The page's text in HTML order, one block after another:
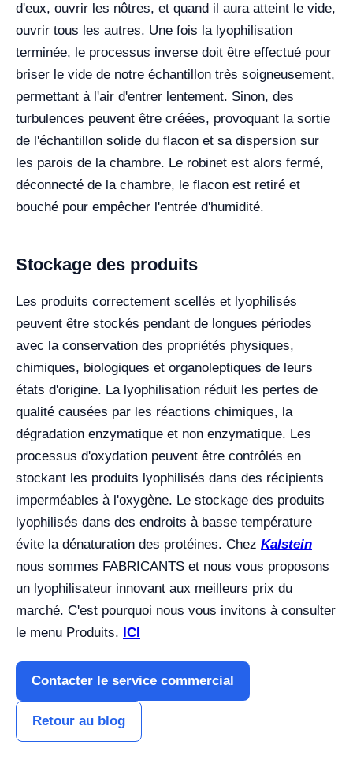
d'eux, ouvrir les nôtres, et quand il aura atteint le vide,
ouvrir tous les autres. Une fois la lyophilisation
terminée, le processus inverse doit être effectué pour
briser le vide de notre échantillon très soigneusement,
permettant à l'air d'entrer lentement. Sinon, des
turbulences peuvent être créées, provoquant la sortie
de l'échantillon solide du flacon et sa dispersion sur
les parois de la chambre. Le robinet est alors fermé,
déconnecté de la chambre, le flacon est retiré et
bouché pour empêcher l'entrée d'humidité.
Stockage des produits
Les produits correctement scellés et lyophilisés
peuvent être stockés pendant de longues périodes
avec la conservation des propriétés physiques,
chimiques, biologiques et organoleptiques de leurs
états d'origine. La lyophilisation réduit les pertes de
qualité causées par les réactions chimiques, la
dégradation enzymatique et non enzymatique. Les
processus d'oxydation peuvent être contrôlés en
stockant les produits lyophilisés dans des récipients
imperméables à l'oxygène. Le stockage des produits
lyophilisés dans des endroits à basse température
évite la dénaturation des protéines. Chez Kalstein
nous sommes FABRICANTS et nous vous proposons
un lyophilisateur innovant aux meilleurs prix du
marché. C'est pourquoi nous vous invitons à consulter
le menu Produits. ICI
Contacter le service commercial
Retour au blog